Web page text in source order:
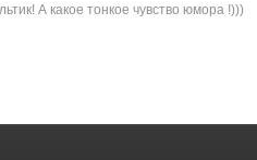
А какое тонкое чувство юмора !)))